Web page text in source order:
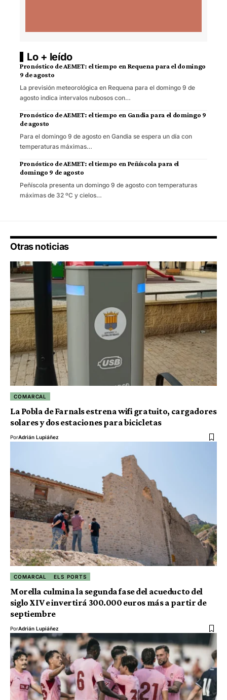
Lo + leído
Pronóstico de AEMET: el tiempo en Requena para el domingo
9 de agosto
La previsión meteorológica en Requena para el domingo 9 de
agosto indica intervalos nubosos con…
Pronóstico de AEMET: el tiempo en Gandia para el domingo 9
de agosto
Para el domingo 9 de agosto en Gandia se espera un día con
temperaturas máximas…
Pronóstico de AEMET: el tiempo en Peñíscola para el
domingo 9 de agosto
Peñíscola presenta un domingo 9 de agosto con temperaturas
máximas de 32 ºC y cielos…
Otras noticias
COMARCAL
La Pobla de Farnals estrena wifi gratuito, cargadores
solares y dos estaciones para bicicletas
PorAdrián Lupiáñez
COMARCAL ELS PORTS
Morella culmina la segunda fase del acueducto del
siglo XIV e invertirá 300.000 euros más a partir de
septiembre
PorAdrián Lupiáñez